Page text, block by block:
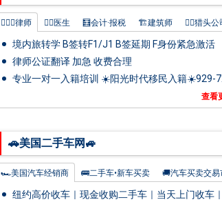
👨🏼‍⚖️律师 👩‍⚕️医生 🧮会计·报税 🏗️建筑师
🦹‍♂️猎头公
🎎广告市场营销
境内旅转学 B签转F1/J1 B签延期 F身份紧急激活
6177109949
律师公证翻译 加急 收费合理
专业一对一入籍培训 ☀️阳光时代移民入籍☀️929-
查看
🚗美国二手车网🚙
🏎️美国汽车经销商 🚌二手车•新车买卖
🚚汽车买卖交易
🛻纽约好车出售转让
🔧汽车美容维修 🏍️单车摩托
纽约高价收车｜现金收购二手车｜当天上门收车